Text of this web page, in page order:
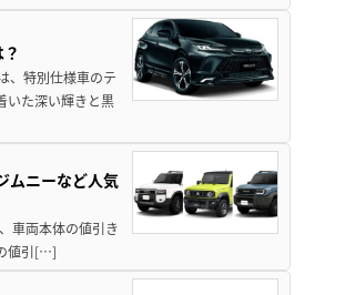
、特別仕様車のテ
いた深い輝きと黒
ムニーなど人気
車両本体の値引き
値引[…]